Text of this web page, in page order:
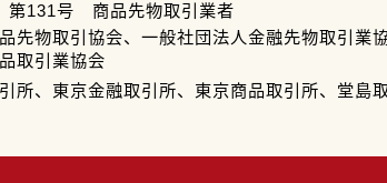
第131号 商品先物取引業者
先物取引協会、一般社団法人金融先物取引業
取引業協会
所、東京金融取引所、東京商品取引所、堂島